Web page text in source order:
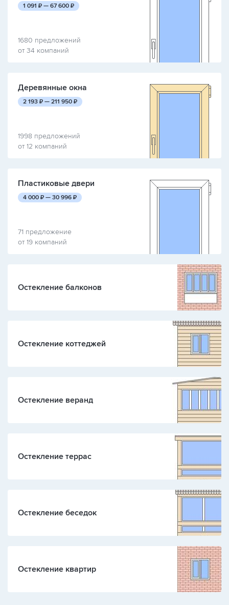
1 091 руб.
₽ — 67 600 руб.
₽
1680 предложений
от 34 компаний
Деревянные окна
2 193 руб.
₽ — 211 950 руб.
₽
1998 предложений
от 12 компаний
Пластиковые двери
4 000 руб.
₽ — 30 996 руб.
₽
71 предложение
от 19 компаний
Остекление балконов
Остекление коттеджей
Остекление веранд
Остекление террас
Остекление беседок
Остекление квартир